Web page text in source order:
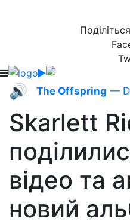
🔊 The Offspring —
Skarlett
відео та
новий